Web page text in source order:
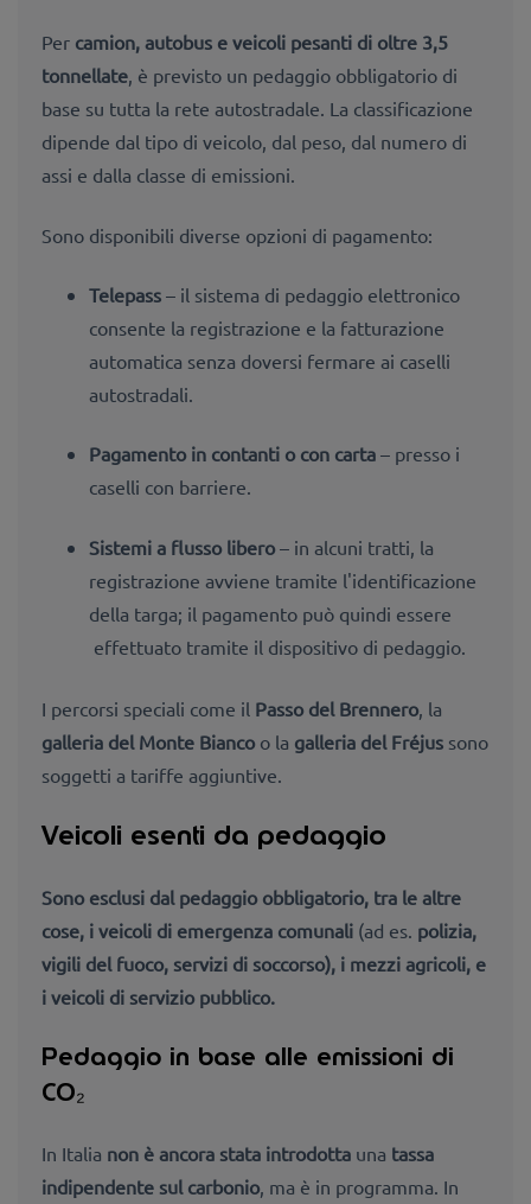
Per camion, autobus e veicoli pesanti di oltre 3,5
tonnellate, è previsto un pedaggio obbligatorio di
base su tutta la rete autostradale. La classificazione
dipende dal tipo di veicolo, dal peso, dal numero di
assi e dalla classe di emissioni.
Sono disponibili diverse opzioni di pagamento:
Telepass – il sistema di pedaggio elettronico
consente la registrazione e la fatturazione
automatica senza doversi fermare ai caselli
autostradali.
Pagamento in contanti o con carta – presso i
caselli con barriere.
Sistemi a flusso libero – in alcuni tratti, la
registrazione avviene tramite l'identificazione
della targa; il pagamento può quindi essere
effettuato tramite il dispositivo di pedaggio.
I percorsi speciali come il Passo del Brennero , la
galleria del Monte Bianco o la galleria del Fréjus sono
soggetti a tariffe aggiuntive.
Veicoli esenti da pedaggio
Sono esclusi dal pedaggio obbligatorio, tra le altre
cose, i veicoli di emergenza comunali (ad es. polizia,
vigili del fuoco, servizi di soccorso), i mezzi agricoli, e
i veicoli di servizio pubblico.
Pedaggio in base alle emissioni di
CO₂
In Italia non è ancora stata introdotta una tassa
indipendente sul carbonio, ma è in programma. In